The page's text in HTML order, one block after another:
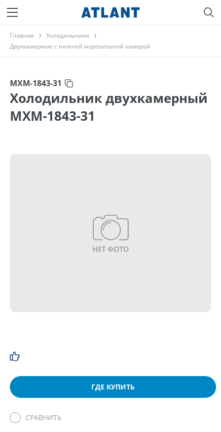
Главная
Холодильники
Двухкамерные с нижней морозильной камерой
МХМ-1843-31
Холодильник двухкамерный
МХМ-1843-31
ГДЕ КУПИТЬ
СРАВНИТЬ